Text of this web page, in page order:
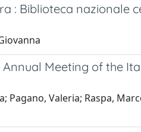
: Biblioteca nazionale
Annual Meeting of the
Pagano, Valeria; Raspa,